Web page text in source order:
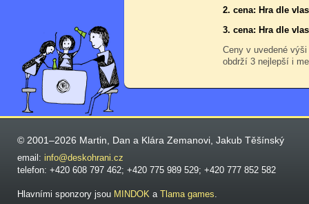
2. cena: Hra dle
3. cena: Hra dle
Ceny v uvedené
obdrží 3 nejlepší i
© 2001–2026 Martin, Dan a Klára Zemanovi, Jakub Těšínský
email: info@deskohrani.cz
telefon: +420 608 797 462; +420 775 989 529; +420 777 852 582
Hlavními sponzory jsou MINDOK a Tlama games.